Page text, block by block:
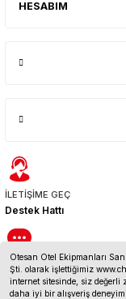
Otesan Otel Ekipmanları
Şti. olarak işlettiğimiz
internet sitesinde, siz değerli
daha iyi bir alışveriş
HESABIM
İLETİŞİME GEÇ
Destek Hattı
BİZE ULAŞIN
İletişim Bilgileri